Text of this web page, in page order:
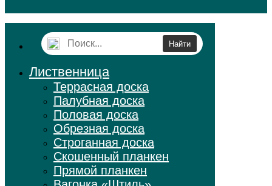
Лиственница
Террасная доска
Палубная доска
Половая доска
Обрезная доска
Строганная доска
Скошенный планкен
Прямой планкен